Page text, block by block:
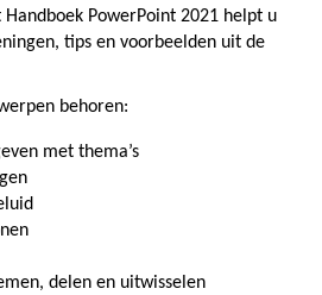
PowerPoint 2021 helpt u
tips en voorbeelden uit de
behoren:
met thema’s
delen en uitwisselen